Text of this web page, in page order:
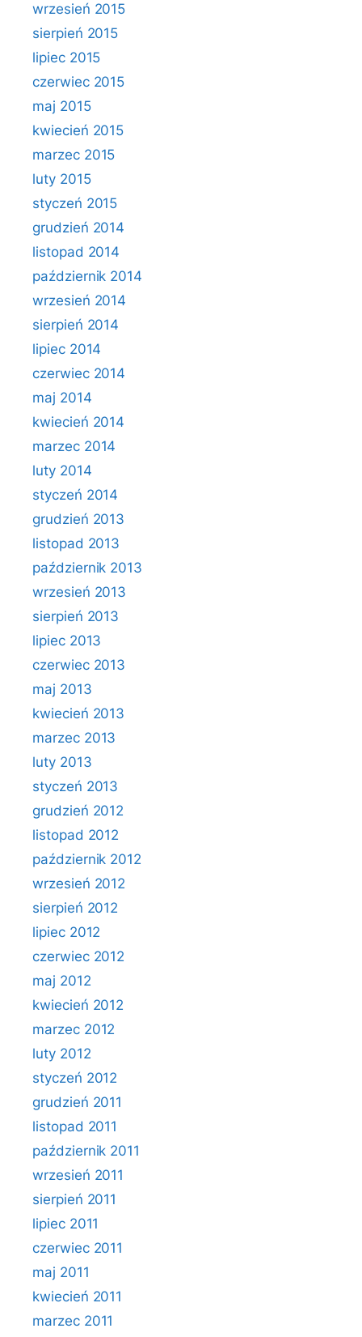
wrzesień 2015
sierpień 2015
lipiec 2015
czerwiec 2015
maj 2015
kwiecień 2015
marzec 2015
luty 2015
styczeń 2015
grudzień 2014
listopad 2014
październik 2014
wrzesień 2014
sierpień 2014
lipiec 2014
czerwiec 2014
maj 2014
kwiecień 2014
marzec 2014
luty 2014
styczeń 2014
grudzień 2013
listopad 2013
październik 2013
wrzesień 2013
sierpień 2013
lipiec 2013
czerwiec 2013
maj 2013
kwiecień 2013
marzec 2013
luty 2013
styczeń 2013
grudzień 2012
listopad 2012
październik 2012
wrzesień 2012
sierpień 2012
lipiec 2012
czerwiec 2012
maj 2012
kwiecień 2012
marzec 2012
luty 2012
styczeń 2012
grudzień 2011
listopad 2011
październik 2011
wrzesień 2011
sierpień 2011
lipiec 2011
czerwiec 2011
maj 2011
kwiecień 2011
marzec 2011